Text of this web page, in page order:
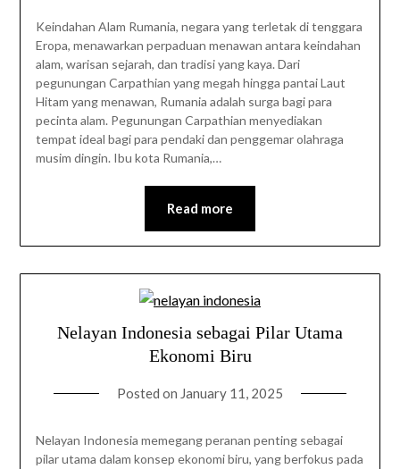
Keindahan Alam Rumania, negara yang terletak di tenggara
Eropa, menawarkan perpaduan menawan antara keindahan
alam, warisan sejarah, dan tradisi yang kaya. Dari
pegunungan Carpathian yang megah hingga pantai Laut
Hitam yang menawan, Rumania adalah surga bagi para
pecinta alam. Pegunungan Carpathian menyediakan
tempat ideal bagi para pendaki dan penggemar olahraga
musim dingin. Ibu kota Rumania,…
Read more
Nelayan Indonesia sebagai Pilar Utama
Ekonomi Biru
Posted on January 11, 2025
Nelayan Indonesia memegang peranan penting sebagai
pilar utama dalam konsep ekonomi biru, yang berfokus pada